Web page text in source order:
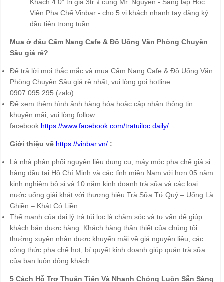
Viện Pha Chế Vinbar - cho 5 vị khách nhanh tay đăng ký
đầu tiên trong tuần.
Mua ở đâu Cẩm Nang Cafe & Đồ Uống Văn Phòng Chuyên
Sâu giá rẻ?
Để trả lời mọi thắc mắc và mua Cẩm Nang Cafe & Đồ Uống Văn
Phòng Chuyên Sâu giá rẻ nhất, vui lòng gọi hotline
0907.095.295 (zalo)
Để xem thêm hình ảnh hàng hóa hoặc cập nhận thông tin
khuyến mãi, vui lòng follow
facebook https://www.facebook.com/tratuiloc.daily/
Giới thiệu về https://vinbar.vn/:
Là nhà phân phối nguyên liệu dụng cụ, máy móc pha chế giá sỉ
hàng đầu tại Hồ Chí Minh và các tỉnh miền Nam với hơn 05 năm
kinh nghiệm bỏ sỉ và 10 năm kinh doanh trà sữa và các loại
nước uống giải khát với thương hiệu Trà Sữa Tứ Quý – Uống Là
Ghiền – Khát Có Liền
Thế mạnh của đại lý trà túi lọc là chăm sóc và tư vấn để giúp
khách bán được hàng. Khách hàng thân thiết của chúng tôi
thường xuyên nhận được khuyến mãi về giá nguyên liệu, các
công thức pha chế hot, bí quyết kinh doanh giúp quán trà sữa
của bạn luôn đông khách.
5 Cách Hỗ Trợ Thuận Tiện Và Nhanh Chóng Luôn Sẵn Sàng